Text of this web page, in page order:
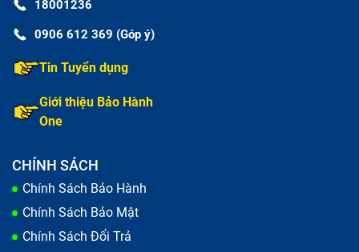
18001236
0906 612 369 (Góp ý)
Tin Tuyển dụng
Giới thiệu Bảo Hành
One
CHÍNH SÁCH
Chính Sách Bảo Hành
Chính Sách Bảo Mật
Chính Sách Đổi Trả